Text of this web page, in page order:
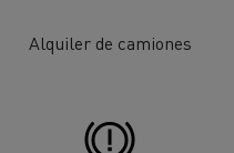
Alquiler de camiones